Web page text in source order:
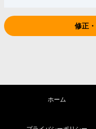
修正
ホーム